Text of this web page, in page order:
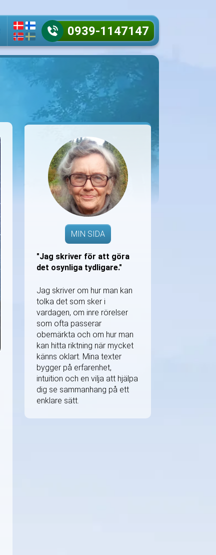
0939-1147147
MIN SIDA
"Jag skriver för att göra
det osynliga tydligare."
Jag skriver om hur man kan
tolka det som sker i
vardagen, om inre rörelser
som ofta passerar
obemärkta och om hur man
kan hitta riktning när mycket
känns oklart. Mina texter
bygger på erfarenhet,
intuition och en vilja att hjälpa
dig se sammanhang på ett
enklare sätt.